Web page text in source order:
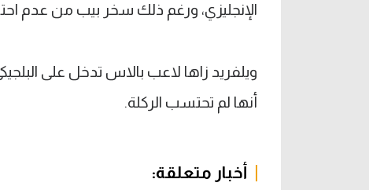
الإنجليزي، ورغم ذلك سخر بيب من عدم
أنها لم تحتسب الركلة.
أخبار متعلقة: